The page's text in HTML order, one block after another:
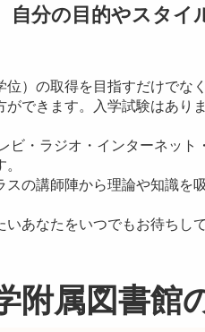
自分の目的やスタイ
位）の取得を目指すだけでな
できます。入学試験はありま
ビ・ラジオ・インターネッ
の講師陣から理論や知識を
いあなたをいつでもお待ちし
附属図書館